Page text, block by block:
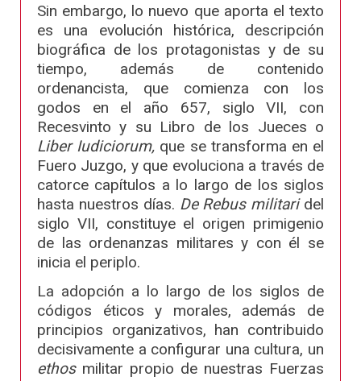
Sin embargo, lo nuevo que aporta el texto
es una evolución histórica, descripción
biográfica de los protagonistas y de su
tiempo, además de contenido
ordenancista, que comienza con los
godos en el año 657, siglo VII, con
Recesvinto y su Libro de los Jueces o
Liber Iudiciorum, que se transforma en el
Fuero Juzgo, y que evoluciona a través de
catorce capítulos a lo largo de los siglos
hasta nuestros días. De Rebus militari del
siglo VII, constituye el origen primigenio
de las ordenanzas militares y con él se
inicia el periplo.
La adopción a lo largo de los siglos de
códigos éticos y morales, además de
principios organizativos, han contribuido
decisivamente a configurar una cultura, un
ethos militar propio de nuestras Fuerzas